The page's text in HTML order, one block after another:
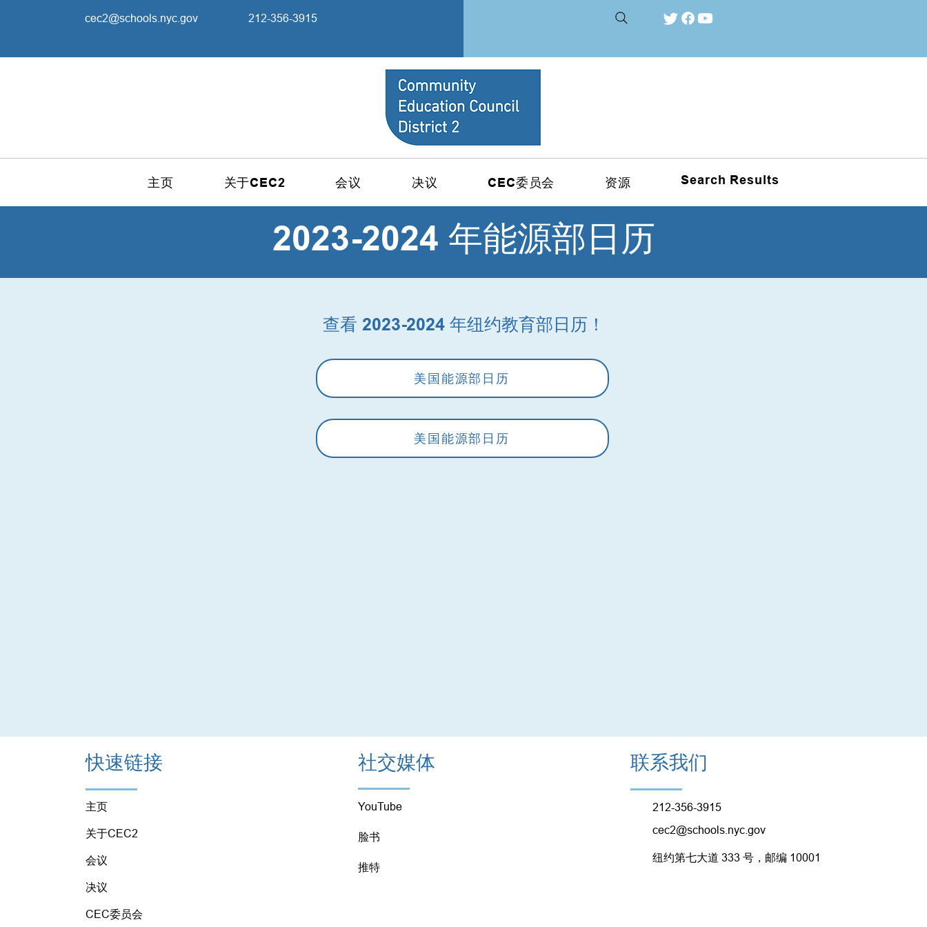
cec2@schools.nyc.gov 212-356-3915
主页 关于CEC2 会议 决议 CEC委员会 资源 Search Results
2023-2024 年能源部日历
查看 2023-2024 年纽约教育部日历！
美国能源部日历
美国能源部日历
快速链接
主页
关于CEC2
会议
决议
CEC委员会
社交媒体
YouTube
脸书
推特
联系我们
212-356-3915
cec2@schools.nyc.gov
纽约第七大道 333 号，邮编 10001